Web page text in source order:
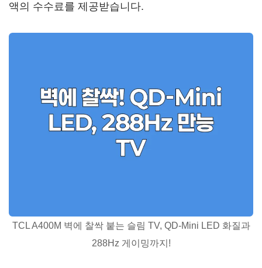
액의 수수료를 제공받습니다.
TCL A400M 벽에 찰싹 붙는 슬림 TV, QD-Mini LED 화질과
288Hz 게이밍까지!